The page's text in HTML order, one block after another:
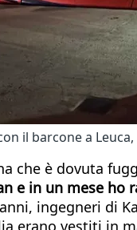
il barcone a
che è dovuta
e in un mese
ingegneri di
erano vestiti in